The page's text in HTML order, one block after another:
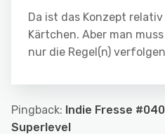
Da ist das Konzept
Kärtchen. Aber man
nur die Regel(n)
Pingback: Indie Fresse
Superlevel